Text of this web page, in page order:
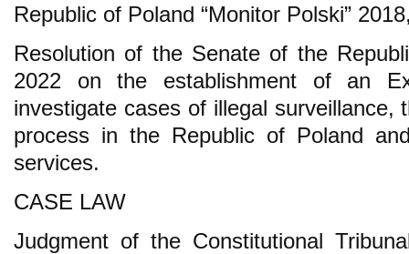
Republic of Poland “Monitor Polski”
Resolution of the Senate of the
2022 on the establishment of an
investigate cases of illegal surveillance,
process in the Republic of Poland
services.
CASE LAW
Judgment of the Constitutional